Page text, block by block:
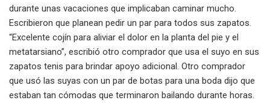
durante unas vacaciones que implicaban caminar mucho.
Escribieron que planean pedir un par para todos sus zapatos.
“Excelente cojín para aliviar el dolor en la planta del pie y el
metatarsiano”, escribió otro comprador que usa el suyo en sus
zapatos tenis para brindar apoyo adicional. Otro comprador
que usó las suyas con un par de botas para una boda dijo que
estaban tan cómodas que terminaron bailando durante horas.